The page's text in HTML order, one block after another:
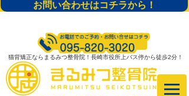
お問い合わせはコチラから！
猫背矯正ならまるみつ整骨院！長崎市役所上バス停から徒歩2分！